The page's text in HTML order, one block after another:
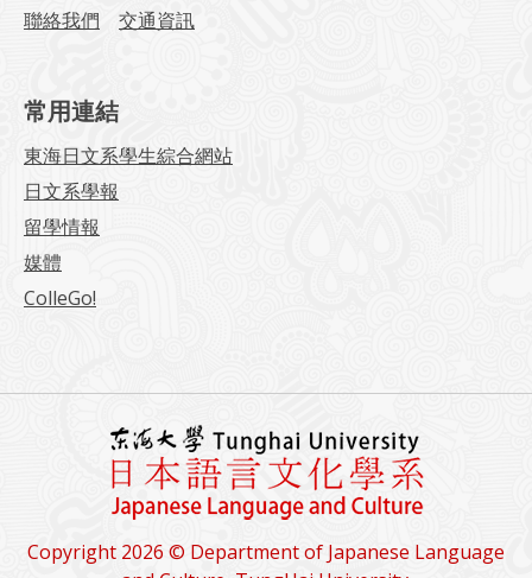
聯絡我們
交通資訊
常用連結
東海日文系學生綜合網站
日文系學報
留學情報
媒體
ColleGo!
Copyright 2026 © Department of Japanese Language